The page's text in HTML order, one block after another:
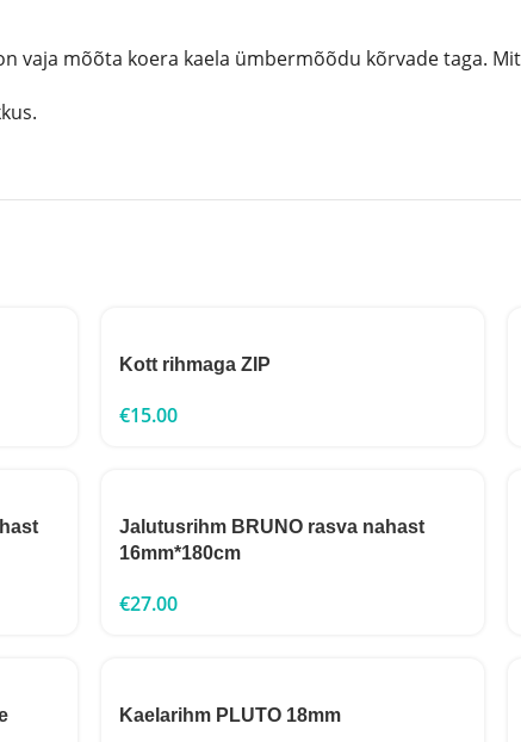
vaja mõõta koera kaela ümbermõõdu kõrvade taga.
Kott rihmaga ZIP
€15.00
Jalutusrihm BRUNO rasva nahast
16mm*180cm
€27.00
Kaelarihm PLUTO 18mm